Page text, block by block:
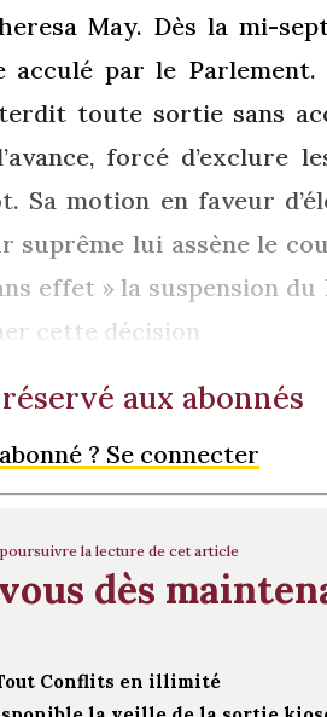
May. Dès la mi-
par le Parlement.
toute sortie sans
forcé d’exclure
Sa motion en faveur
suprême lui assène le
effet » la suspension du
cette décision
aux abonnés
? Se connecter
la lecture de cet article
dès
Conflits en illimité